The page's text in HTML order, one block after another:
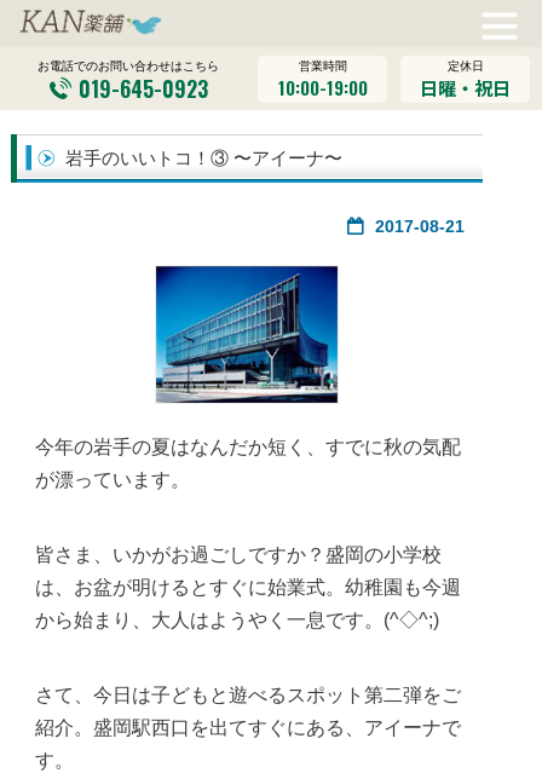
お電話でのお問い合わせはこちら
019-645-0923
営業時間
10:00-19:00
定休日
日曜・祝日
岩手のいいトコ！③ 〜アイーナ〜
2017-08-21
今年の岩手の夏はなんだか短く、すでに秋の気配
が漂っています。
皆さま、いかがお過ごしですか？盛岡の小学校
は、お盆が明けるとすぐに始業式。幼稚園も今週
から始まり、大人はようやく一息です。(^◇^;)
さて、今日は子どもと遊べるスポット第二弾をご
紹介。盛岡駅西口を出てすぐにある、アイーナで
す。